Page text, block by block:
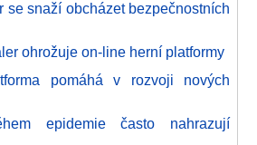
se snaží obcházet bezpečnostních
ohrožuje on-line herní platformy
pomáhá v rozvoji nových
epidemie často nahrazují